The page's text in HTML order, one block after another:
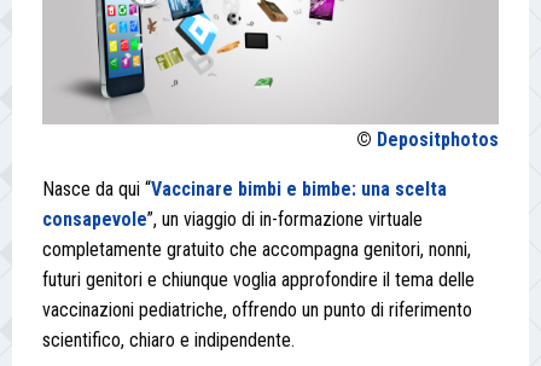
© Depositphotos
Nasce da qui “Vaccinare bimbi e bimbe: una scelta
consapevole”, un viaggio di in-formazione virtuale
completamente gratuito che accompagna genitori, nonni,
futuri genitori e chiunque voglia approfondire il tema delle
vaccinazioni pediatriche, offrendo un punto di riferimento
scientifico, chiaro e indipendente.